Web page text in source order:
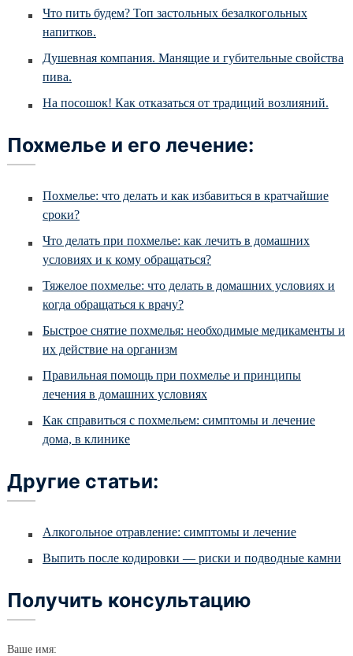
Лечение наркомании
Лечение игромании
Отделение психиатрии
Отделение психотерапии
Цены
Отзывы
Контакты
Что пить будем? Топ застольных безалкогольных
напитков.
Душевная компания. Манящие и губительные свойства
пива.
На посошок! Как отказаться от традиций возлияний.
Похмелье и его лечение:
Похмелье: что делать и как избавиться в кратчайшие
сроки?
Что делать при похмелье: как лечить в домашних
условиях и к кому обращаться?
Тяжелое похмелье: что делать в домашних условиях и
когда обращаться к врачу?
Быстрое снятие похмелья: необходимые медикаменты и
их действие на организм
Правильная помощь при похмелье и принципы
лечения в домашних условиях
Как справиться с похмельем: симптомы и лечение
дома, в клинике
Другие статьи:
Алкогольное отравление: симптомы и лечение
Выпить после кодировки — риски и подводные камни
Получить консультацию
Ваше имя: